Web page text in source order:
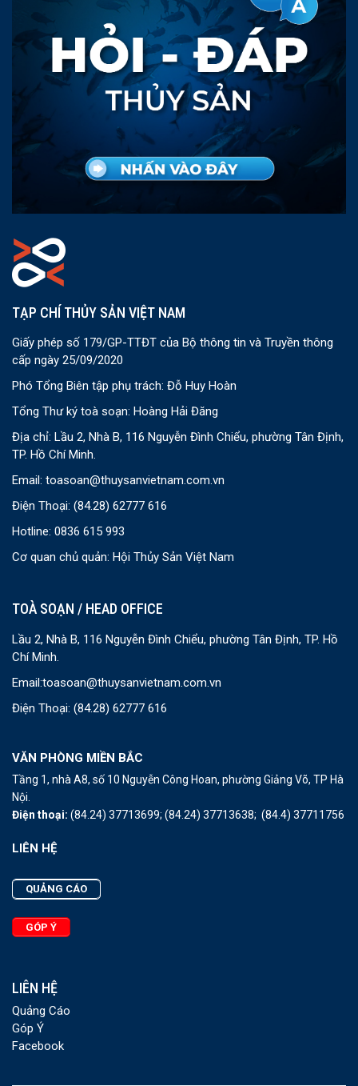
TẠP CHÍ THỦY SẢN VIỆT NAM
Giấy phép số 179/GP-TTĐT của Bộ thông tin và Truyền thông
cấp ngày 25/09/2020
Phó Tổng Biên tập phụ trách: Đỗ Huy Hoàn
Tổng Thư ký toà soạn: Hoàng Hải Đăng
Địa chỉ: Lầu 2, Nhà B, 116 Nguyễn Đình Chiểu, phường Tân Định,
TP. Hồ Chí Minh.
Email: toasoan@thuysanvietnam.com.vn
Điện Thoại: (84.28) 62777 616
Hotline: 0836 615 993
Cơ quan chủ quản: Hội Thủy Sản Việt Nam
TOÀ SOẠN / HEAD OFFICE
Lầu 2, Nhà B, 116 Nguyễn Đình Chiểu, phường Tân Định, TP. Hồ
Chí Minh.
Email:toasoan@thuysanvietnam.com.vn
Điện Thoại: (84.28) 62777 616
VĂN PHÒNG MIỀN BẮC
Tầng 1, nhà A8, số 10 Nguyễn Công Hoan, phường Giảng Võ, TP Hà
Nội.
Điện thoại: (84.24) 37713699; (84.24) 37713638; (84.4) 37711756
LIÊN HỆ
QUẢNG CÁO
GÓP Ý
LIÊN HỆ
Quảng Cáo
Góp Ý
Facebook